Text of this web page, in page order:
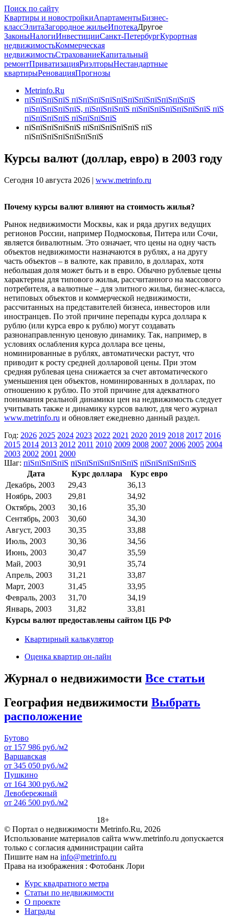
Поиск по сайту
Квартиры и новостройкиАпартаментыБизнес-
классЭлитаЗагородное жильеИпотекаДругое
ЗаконыНалогиИнвестицииСанкт-ПетербургКурортная
недвижимостьКоммерческая
недвижимостьСтрахованиеКапитальный
ремонтПриватизацияРиэлторыНестандартные
квартирыРеновацияПрогнозы
Metrinfo.Ru
пїЅпїЅпїЅпїЅ пїЅпїЅпїЅпїЅпїЅпїЅпїЅпїЅпїЅпїЅпїЅ
пїЅпїЅпїЅпїЅпїЅ, пїЅпїЅпїЅпїЅ пїЅпїЅпїЅпїЅпїЅпїЅпїЅ пїЅ
пїЅпїЅпїЅпїЅ пїЅпїЅпїЅпїЅ
пїЅпїЅпїЅпїЅпїЅ пїЅпїЅпїЅпїЅпїЅ пїЅ
пїЅпїЅпїЅпїЅпїЅпїЅпїЅ
Курсы валют (доллар, евро) в 2003 году
Сегодня 10 августа 2026 | www.metrinfo.ru
Почему курсы валют влияют на стоимость жилья?
Рынок недвижимости Москвы, как и ряда других ведущих
регионов России, например Подмосковья, Питера или Сочи,
является бивалютным. Это означает, что цены на одну часть
объектов недвижимости назначаются в рублях, а на другу
часть объектов – в валюте, как правило, в долларах, хотя
небольшая доля может быть и в евро. Обычно рублевые цены
характерны для типового жилья, рассчитанного на массового
потребителя, а валютные – для элитного жилья, бизнес-класса,
нетиповых объектов и коммерческой недвижимости,
рассчитанных на представителей бизнеса, инвесторов или
иностранцев. По этой причине перепады курса доллара к
рублю (или курса евро к рублю) могут создавать
разнонаправленную ценовую динамику. Так, например, в
условиях ослабления курса доллара все цены,
номинированные в рублях, автоматически растут, что
приводит к росту средней долларовой цены. При этом
средняя рублевая цена снижается за счет автоматического
уменьшения цен объектов, номинированных в долларах, по
отношению к рублю. По этой причине для адекватного
понимания реальной динамики цен на недвижимость следует
учитывать также и динамику курсов валют, для чего журнал
www.metrinfo.ru и обновляет ежедневно данный раздел.
Год: 2026 2025 2024 2023 2022 2021 2020 2019 2018 2017 2016
2015 2014 2013 2012 2011 2010 2009 2008 2007 2006 2005 2004
2003 2002 2001 2000
Шаг: пїЅпїЅпїЅпїЅ пїЅпїЅпїЅпїЅпїЅпїЅ пїЅпїЅпїЅпїЅпїЅ
Дата
Курс доллара
Курс евро
Декабрь, 2003
29,43
36,13
Ноябрь, 2003
29,81
34,92
Октябрь, 2003
30,16
35,30
Сентябрь, 2003
30,60
34,30
Август, 2003
30,35
33,88
Июль, 2003
30,36
34,56
Июнь, 2003
30,47
35,59
Май, 2003
30,91
35,74
Апрель, 2003
31,21
33,87
Март, 2003
31,45
33,95
Февраль, 2003
31,70
34,19
Январь, 2003
31,82
33,81
Курсы валют предоставлены сайтом ЦБ РФ
Квартирный калькулятор
Оценка квартир он-лайн
Журнал о недвижимости Все статьи
География недвижимости Выбрать
расположение
Бутово
от 157 986 руб./м2
Варшавская
от 345 050 руб./м2
Пушкино
от 164 300 руб./м2
Левобережный
от 246 500 руб./м2
18+
© Портал о недвижимости Metrinfo.Ru, 2026
Использование материалов сайта www.metrinfo.ru допускается
только с согласия администрации сайта
Пишите нам на info@metrinfo.ru
Права на изображения : Фотобанк Лори
Курс квадратного метра
Статьи по недвижимости
О проекте
Награды